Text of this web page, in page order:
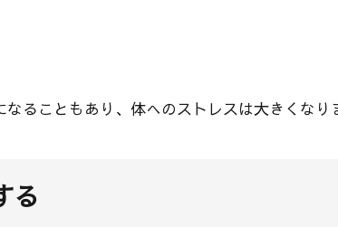
ることもあり、体へのストレスは大きくなり
る